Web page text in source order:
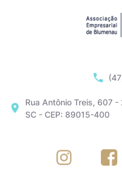
Rua Antônio Treis, 607
SC - CEP: 89015-400